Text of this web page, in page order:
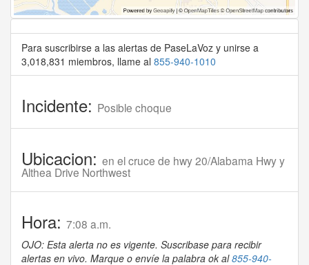
Para suscribirse a las alertas de PaseLaVoz y unirse a
3,018,831 miembros, llame al 855-940-1010
Incidente: Posible choque
Ubicacion: en el cruce de hwy 20/Alabama Hwy y
Althea Drive Northwest
Hora: 7:08 a.m.
OJO: Esta alerta no es vigente. Suscribase para recibir
alertas en vivo. Marque o envíe la palabra ok al855-940-